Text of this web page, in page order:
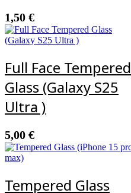
1,50 €
Full Face Tempered
Glass (Galaxy S25
Ultra )
5,00 €
Tempered Glass